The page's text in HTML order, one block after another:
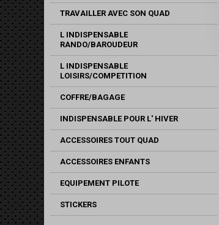
TRAVAILLER AVEC SON QUAD
L INDISPENSABLE
RANDO/BAROUDEUR
L INDISPENSABLE
LOISIRS/COMPETITION
COFFRE/BAGAGE
INDISPENSABLE POUR L' HIVER
ACCESSOIRES TOUT QUAD
ACCESSOIRES ENFANTS
EQUIPEMENT PILOTE
STICKERS